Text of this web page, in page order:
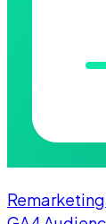
Remarketing